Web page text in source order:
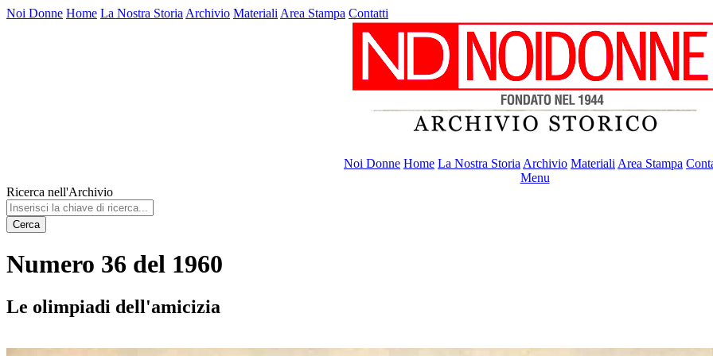
Noi Donne Home La Nostra Storia Archivio Materiali Area Stampa Contatti
Noi Donne Home La Nostra Storia Archivio Materiali Area Stampa
Menu
Ricerca nell'Archivio
Cerca
Numero 36 del 1960
Le olimpiadi dell'amicizia